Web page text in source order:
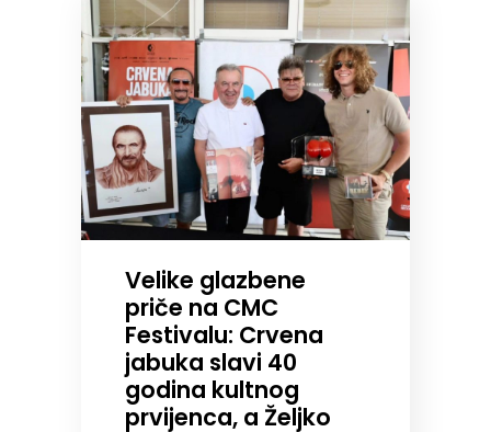
Velike glazbene
priče na CMC
Festivalu: Crvena
jabuka slavi 40
godina kultnog
prvijenca, a Željko